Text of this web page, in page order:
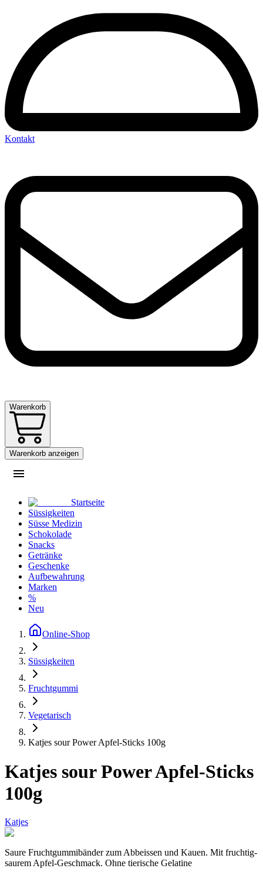
Kontakt
Warenkorb
Warenkorb anzeigen
Startseite
Süssigkeiten
Süsse Medizin
Schokolade
Snacks
Getränke
Geschenke
Aufbewahrung
Marken
%
Neu
Online-Shop
Süssigkeiten
Fruchtgummi
Vegetarisch
Katjes sour Power Apfel-Sticks 100g
Katjes sour Power Apfel-Sticks
100g
Katjes
Saure Fruchtgummibänder zum Abbeissen und Kauen. Mit fruchtig-
saurem Apfel-Geschmack. Ohne tierische Gelatine